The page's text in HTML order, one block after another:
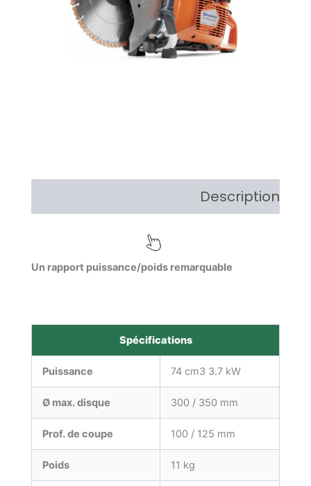
Description
Un rapport puissance/poids remarquable
Spécifications
Puissance 74 cm3 3.7 kW
Ø max. disque 300 / 350 mm
Prof. de coupe 100 / 125 mm
Poids 11 kg